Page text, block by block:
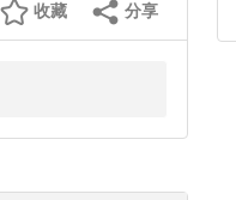
分享
收藏